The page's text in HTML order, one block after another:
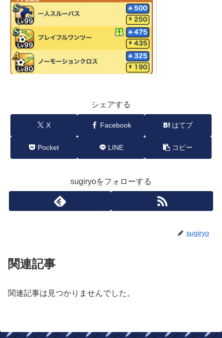
シェアする
X Facebook はてブ
Pocket LINE コピー
sugiryoをフォローする
sugiryo
関連記事
関連記事は見つかりませんでした。